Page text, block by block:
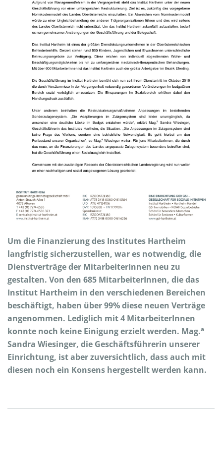
Um die Finanzierung des Institutes Hartheim
langfristig sicherzustellen, war es notwendig, die
Dienstverträge der MitarbeiterInnen neu zu
gestalten. Von den 685 MitarbeiterInnen, die das
Institut Hartheim in den verschiedenen Bereichen
beschäftigt, haben über 99% diese neuen Verträge
angenommen. Lediglich mit 4 MitarbeiterInnen
konnte noch keine Einigung erzielt werden. Mag.a
Sandra Wiesinger, die Geschäftsführerin unserer
Einrichtung, ist aber zuversichtlich, dass auch mit
diesen noch ein Konsens hergestellt werden kann.